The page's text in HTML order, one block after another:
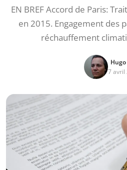
EN BREF Accord de Paris:
en 2015. Engagement des
réchauffement
Hugo
7 avril